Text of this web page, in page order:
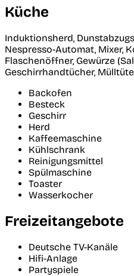
Küche
Induktionsherd,
Nespresso-Automat, Mixer,
Flaschenöffner, Gewürze
Geschirrhandtücher,
Backofen
Besteck
Geschirr
Herd
Kaffeemaschine
Kühlschrank
Reinigungsmittel
Spülmaschine
Toaster
Wasserkocher
Freizeitangebote
Deutsche TV-Kanäle
Hifi-Anlage
Partyspiele